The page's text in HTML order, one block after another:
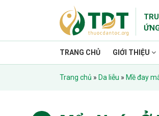
TRANG CHỦ GIỚI THIỆU
Trang chủ » Da liễu » Mề đay